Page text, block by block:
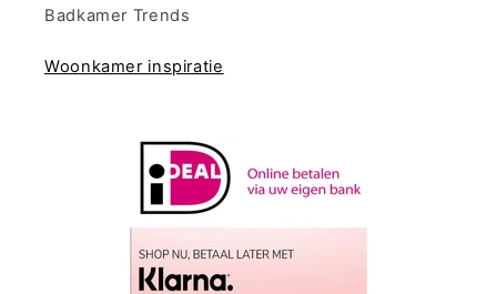
Badkamer Trends
Woonkamer inspiratie